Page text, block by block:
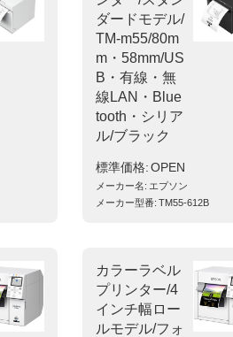
ダードモデル/
TM-m55/80m
m・58mm/US
B・有線・無
線LAN・Blue
tooth・シリア
ル/ブラック
標準価格 OPEN
メーカー名 エプソン
メーカー型番 TM55-612B
カラーラベル
プリンター/4
インチ幅ロー
ルモデル/フォ